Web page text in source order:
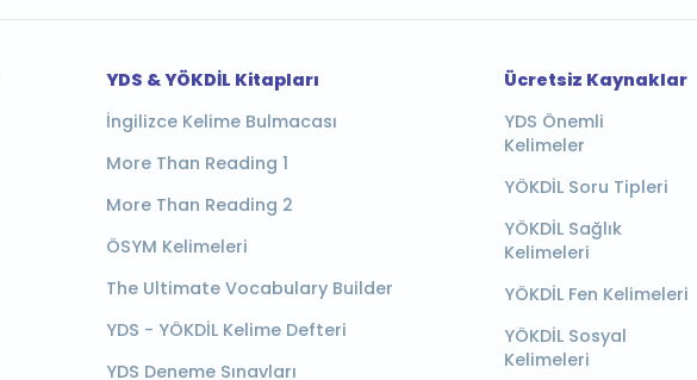
YDS & YÖKDİL Kitapları
İngilizce Kelime Bulmacası
More Than Reading 1
More Than Reading 2
ÖSYM Kelimeleri
The Ultimate Vocabulary Builder
YDS - YÖKDİL Kelime Defteri
YDS Deneme Sınavları
Ücretsiz Kaynaklar
YDS Önemli
Kelimeler
YÖKDİL Soru Tipleri
YÖKDİL Sağlık
Kelimeleri
YÖKDİL Fen Kelimeleri
YÖKDİL Sosyal
Kelimeleri